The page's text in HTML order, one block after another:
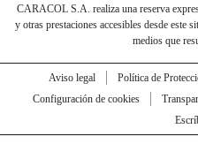
CARACOL S.A. realiza una reserva
y otras prestaciones accesibles desde este
medios que
Aviso legal Política de
Configuración de cookies